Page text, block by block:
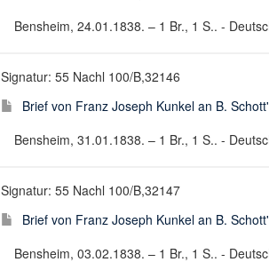
Bensheim, 24.01.1838. – 1 Br., 1 S.. -
Signatur: 55 Nachl 100/B,32146
Brief von Franz Joseph Kunkel an B.
Bensheim, 31.01.1838. – 1 Br., 1 S.. -
Signatur: 55 Nachl 100/B,32147
Brief von Franz Joseph Kunkel an B.
Bensheim, 03.02.1838. – 1 Br., 1 S.. -